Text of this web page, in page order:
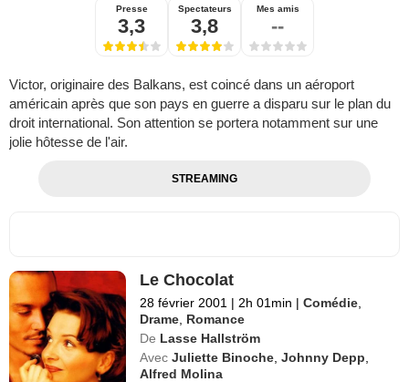
Presse
3,3
Spectateurs
3,8
Mes amis
--
Victor, originaire des Balkans, est coincé dans un aéroport
américain après que son pays en guerre a disparu sur le plan du
droit international. Son attention se portera notamment sur une
jolie hôtesse de l'air.
STREAMING
Le Chocolat
28 février 2001 | 2h 01min | Comédie
Drame Romance
De Lasse Hallström
Avec Juliette Binoche ,Johnny Depp
Alfred Molina